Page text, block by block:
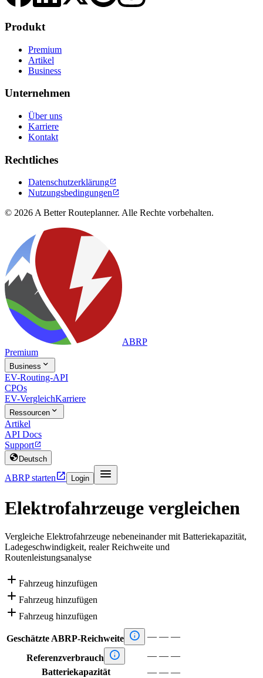
Produkt
Premium
Artikel
Business
Unternehmen
Über uns
Karriere
Kontakt
Rechtliches
Datenschutzerklärung
Nutzungsbedingungen
© 2026 A Better Routeplanner. Alle Rechte vorbehalten.
ABRP
Premium
Business 
EV-Routing-API
CPOs
EV-VergleichKarriere
Ressourcen 
Artikel
API Docs
Support
 Deutsch
ABRP starten Login 
Elektrofahrzeuge vergleichen
Vergleiche Elektrofahrzeuge nebeneinander mit Batteriekapazität,
Ladegeschwindigkeit, realer Reichweite und
Routenleistungsanalyse
 Fahrzeug hinzufügen
 Fahrzeug hinzufügen
 Fahrzeug hinzufügen
Geschätzte ABRP-Reichweite  — — —
Referenzverbrauch  — — —
Batteriekapazität
— — —